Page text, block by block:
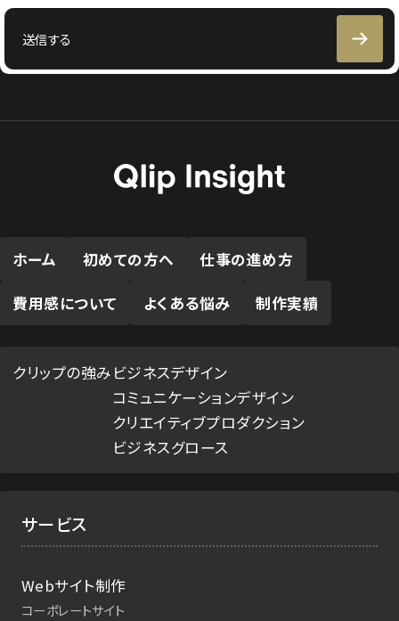
ド
送信する
ホーム 初めての方へ 仕事の進め方
費用感について よくある悩み 制作実績
クリップの強み ビジネスデザイン
コミュニケーションデザイン
クリエイティブプロダクション
ビジネスグロース
サービス
Webサイト制作
コーポレートサイト